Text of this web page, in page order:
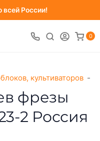
всей России!
0
культиваторов
фрезы
2 Россия